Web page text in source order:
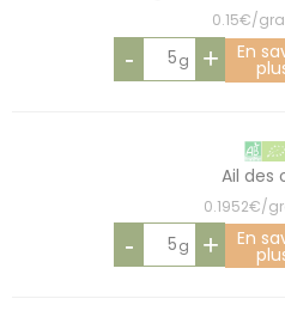
0.15€/
- + En
Ail des
0.1952€/
- + En